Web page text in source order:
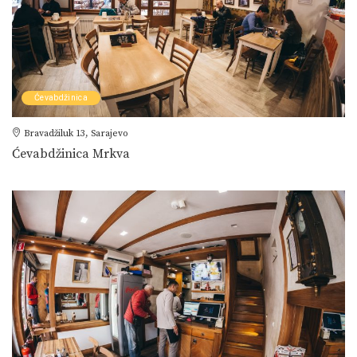
Ćevabdžinica
Bravadžiluk 13, Sarajevo
Ćevabdžinica Mrkva